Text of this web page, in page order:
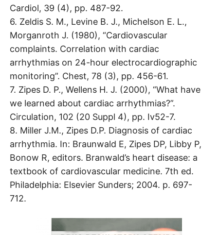
Cardiol, 39 (4), pp. 487-92.
6. Zeldis S. M., Levine B. J., Michelson E. L.,
Morganroth J. (1980), “Cardiovascular
complaints. Correlation with cardiac
arrhythmias on 24-hour electrocardiographic
monitoring”. Chest, 78 (3), pp. 456-61.
7. Zipes D. P., Wellens H. J. (2000), “What have
we learned about cardiac arrhythmias?”.
Circulation, 102 (20 Suppl 4), pp. Iv52-7.
8. Miller J.M., Zipes D.P. Diagnosis of cardiac
arrhythmia. In: Braunwald E, Zipes DP, Libby P,
Bonow R, editors. Branwald’s heart disease: a
textbook of cardiovascular medicine. 7th ed.
Philadelphia: Elsevier Sunders; 2004. p. 697-
712.